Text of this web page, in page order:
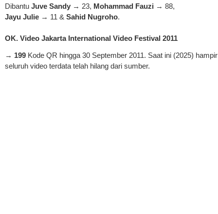
Dibantu Juve Sandy → 23, Mohammad Fauzi → 88,
Jayu Julie → 11 & Sahid Nugroho.
OK. Video Jakarta International Video Festival 2011
→ 199 Kode QR hingga 30 September 2011. Saat ini (2025) hampir
seluruh video terdata telah hilang dari sumber.